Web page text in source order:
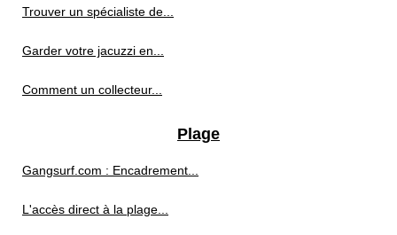
Trouver un spécialiste de...
Garder votre jacuzzi en...
Comment un collecteur...
Plage
Gangsurf.com : Encadrement...
L'accès direct à la plage...